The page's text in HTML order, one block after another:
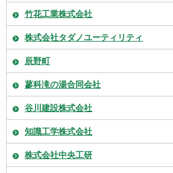
竹花工業株式会社
株式会社タダノユーティリティ
辰野町
蓼科滝の湯合同会社
谷川建設株式会社
知識工学株式会社
株式会社中央工研